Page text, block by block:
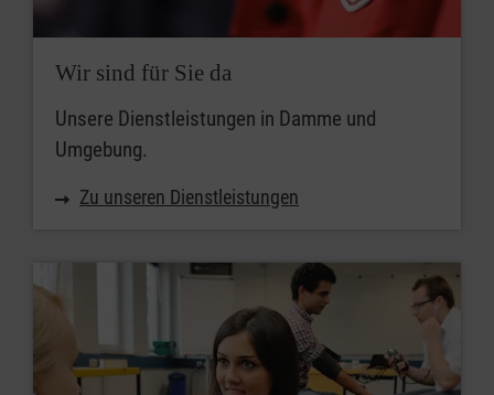
Wir sind für Sie da
Unsere Dienstleistungen in Damme und
Umgebung.
Zu unseren Dienstleistungen